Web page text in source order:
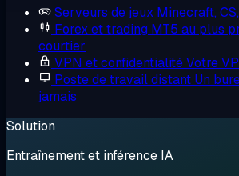
Serveurs de jeux Minecraft,
Forex et trading MT5 au plus
courtier
VPN et confidentialitéVotre
Poste de travail distant Un
jamais
Solution
Entraînement et inférence IA